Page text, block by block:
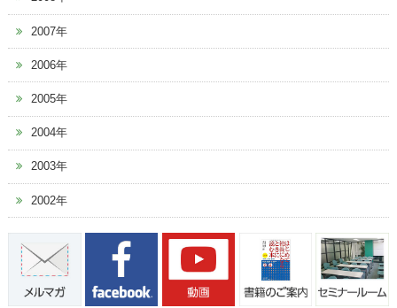
2007年
2006年
2005年
2004年
2003年
2002年